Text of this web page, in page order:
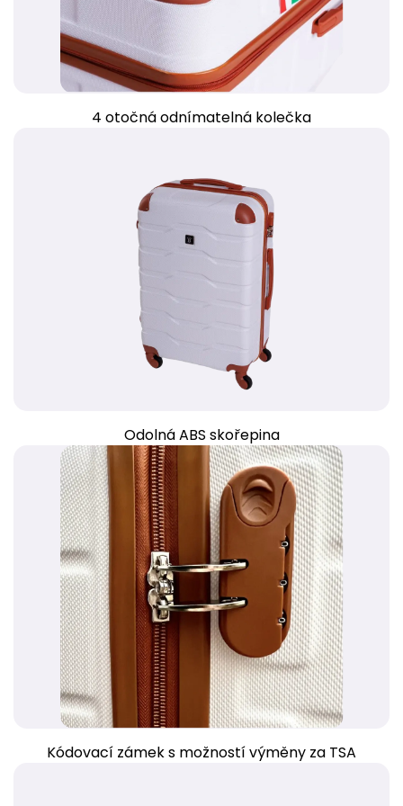
4 otočná odnímatelná kolečka
Odolná ABS skořepina
Kódovací zámek s možností výměny za TSA